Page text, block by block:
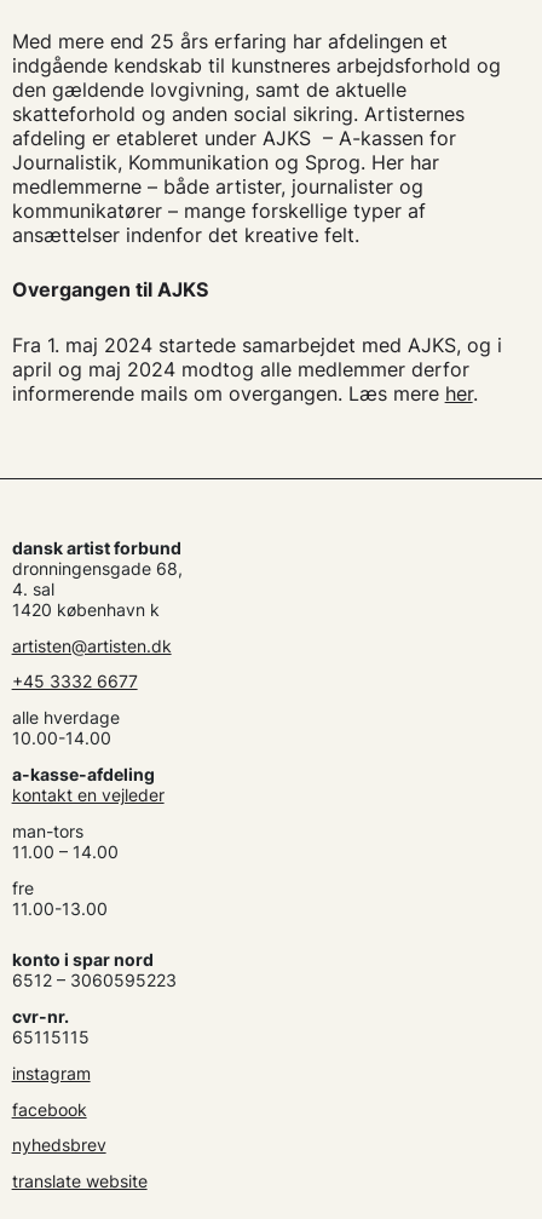
Med mere end 25 års erfaring har afdelingen et
indgående kendskab til kunstneres arbejdsforhold og
den gældende lovgivning, samt de aktuelle
skatteforhold og anden social sikring. Artisternes
afdeling er etableret under AJKS – A-kassen for
Journalistik, Kommunikation og Sprog. Her har
medlemmerne – både artister, journalister og
kommunikatører – mange forskellige typer af
ansættelser indenfor det kreative felt.
Overgangen til AJKS
Fra 1. maj 2024 startede samarbejdet med AJKS, og i
april og maj 2024 modtog alle medlemmer derfor
informerende mails om overgangen. Læs mere her.
dansk artist forbund
dronningensgade 68,
4. sal
1420 københavn k
artisten@artisten.dk
+45 3332 6677
alle hverdage
10.00-14.00
a-kasse-afdeling
kontakt en vejleder
man-tors
11.00 – 14.00
fre
11.00-13.00
konto i spar nord
6512 – 3060595223
cvr-nr.
65115115
instagram
facebook
nyhedsbrev
translate website